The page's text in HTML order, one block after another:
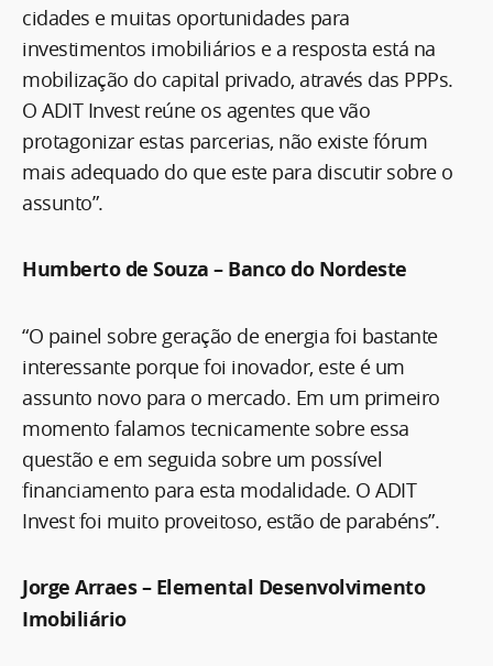
cidades e muitas oportunidades para
investimentos imobiliários e a resposta está na
mobilização do capital privado, através das PPPs.
O ADIT Invest reúne os agentes que vão
protagonizar estas parcerias, não existe fórum
mais adequado do que este para discutir sobre o
assunto”.
Humberto de Souza – Banco do Nordeste
“O painel sobre geração de energia foi bastante
interessante porque foi inovador, este é um
assunto novo para o mercado. Em um primeiro
momento falamos tecnicamente sobre essa
questão e em seguida sobre um possível
financiamento para esta modalidade. O ADIT
Invest foi muito proveitoso, estão de parabéns”.
Jorge Arraes – Elemental Desenvolvimento
Imobiliário